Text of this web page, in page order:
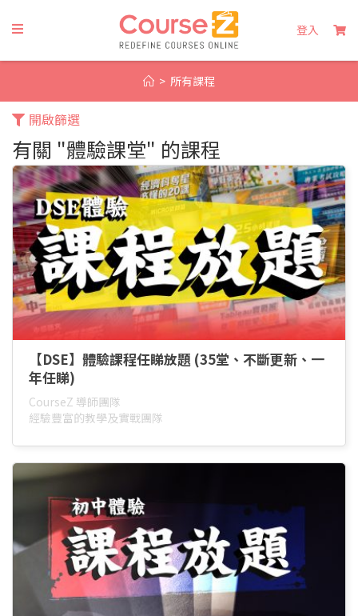
content
登入
> 所有課程
開啟篩選
有關 "體驗課堂" 的課程
【DSE】體驗課程任睇放題 (35堂、不斷更新、一
年任睇)
CourseZ 導師團隊
經驗豐富的教學及實戰團隊